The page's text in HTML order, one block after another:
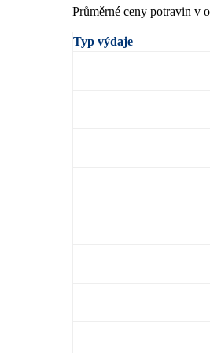
Průměrné ceny potravin v
Typ výdaje